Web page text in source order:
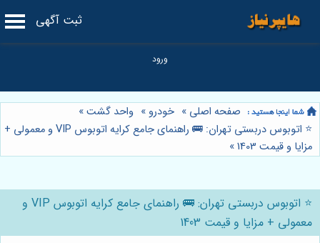
ثبت آگهی
صفحه اصلی » خودرو » واحد گشت»
⭐️ اتوبوس دربستی تهران: 🚌 راهنمای جامع کرایه اتوبوس VIP و معمولی +
مزایا و قیمت 1403
»
⭐️ اتوبوس دربستی تهران: 🚌 راهنمای جامع کرایه اتوبوس VIP و
معمولی + مزایا و قیمت 1403